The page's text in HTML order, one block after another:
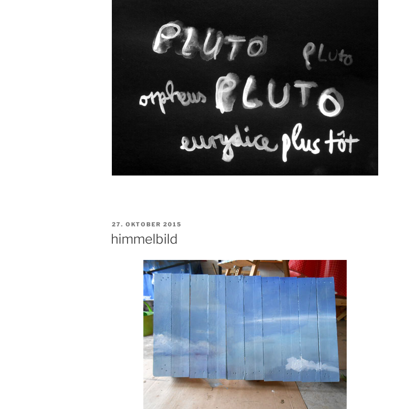
VERÖFFENTLICHT
AM
27. OKTOBER 2015
himmelbild